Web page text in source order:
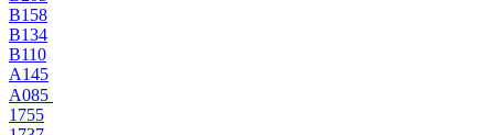
B158
B134
B110
A145
A085
1755